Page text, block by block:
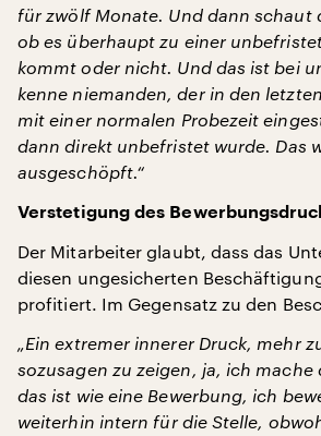
für zwölf Monate. Und dann schaut
ob es überhaupt zu einer
kommt oder nicht. Und das ist bei
kenne niemanden, der in den
mit einer normalen Probezeit
dann direkt unbefristet wurde. Das
ausgeschöpft.“
Verstetigung des
Der Mitarbeiter glaubt, dass das
diesen ungesicherten
profitiert. Im Gegensatz zu den
„Ein extremer innerer Druck, mehr
sozusagen zu zeigen, ja, ich
das ist wie eine Bewerbung, ich
weiterhin intern für die Stelle,